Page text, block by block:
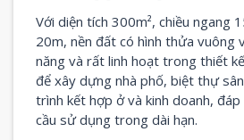
Với diện tích 300m², chiều ngang
20m, nền đất có hình thửa vuông
năng và rất linh hoạt trong thiết
để xây dựng nhà phố, biệt thự
trình kết hợp ở và kinh doanh,
cầu sử dụng trong dài hạn.